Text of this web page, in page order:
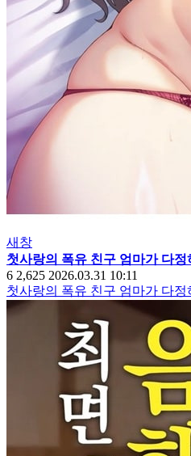
새창
첫사랑의 폭유 친구 엄마가 다
6 2,625 2026.03.31 10:11
첫사랑의 폭유 친구 엄마가 다